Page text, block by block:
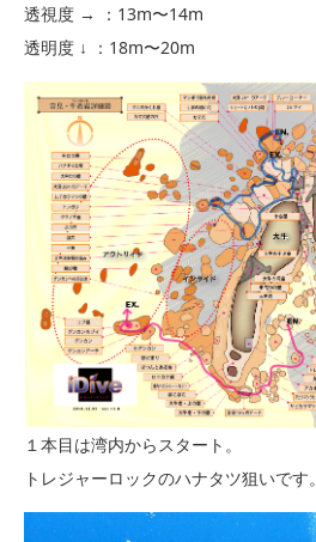
透視度 → ：13m〜14m
透明度 ↓ ：18m〜20m
１本目は湾内からスタート。
トレジャーロックのハナタツ狙いです。